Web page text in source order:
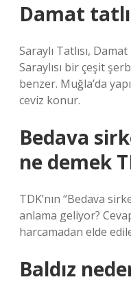
Damat
Saraylı Tatlısı,
Saraylısı bir çeşit
benzer. Muğla’da
ceviz konur.
Bedava
ne demek
TDK’nın “Bedava
anlama geliyor?
harcamadan elde
Baldız